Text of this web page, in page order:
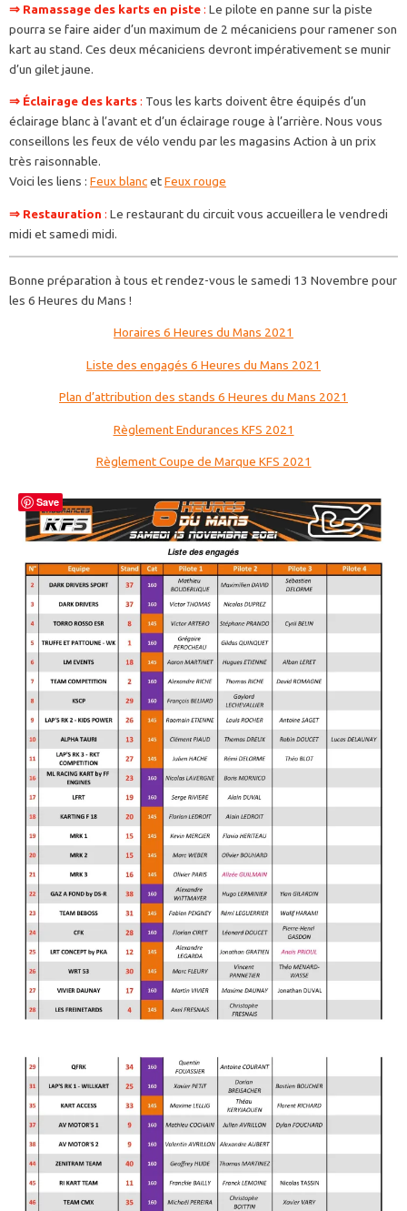
⇒ Ramassage des karts en piste: Le pilote en panne sur la piste
pourra se faire aider d’un maximum de 2 mécaniciens pour ramener son
kart au stand. Ces deux mécaniciens devront impérativement se munir
d’un gilet jaune.
⇒ Éclairage des karts: Tous les karts doivent être équipés d’un
éclairage blanc à l’avant et d’un éclairage rouge à l’arrière. Nous vous
conseillons les feux de vélo vendu par les magasins Action à un prix
très raisonnable.
Voici les liens : Feux blancetFeux rouge
⇒ Restauration : Le restaurant du circuit vous accueillera le vendredi
midi et samedi midi.
Bonne préparation à tous et rendez-vous le samedi 13 Novembre pour
les 6 Heures du Mans !
Horaires 6 Heures du Mans 2021
Liste des engagés 6 Heures du Mans 2021
Plan d’attribution des stands 6 Heures du Mans 2021
Règlement Endurances KFS 2021
Règlement Coupe de Marque KFS 2021
Save